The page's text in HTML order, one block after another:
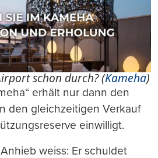
schon durch? (Kameha)
erhält nur dann den
den gleichzeitigen Verkauf
einwilligt.
weiss: Er schuldet